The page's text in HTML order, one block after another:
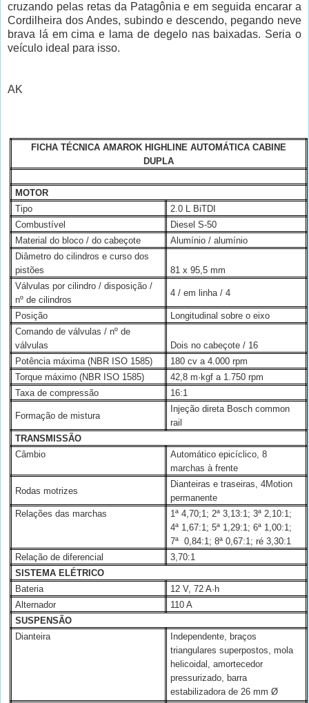
cruzando pelas retas da Patagônia e em seguida encarar a
Cordilheira dos Andes, subindo e descendo, pegando neve
brava lá em cima e lama de degelo nas baixadas. Seria o
veículo ideal para isso.
AK
FICHA TÉCNICA AMAROK HIGHLINE AUTOMÁTICA CABINE
DUPLA
MOTOR
Tipo
2.0 LBiTDI
Combustível
Diesel S-50
Material do bloco / do cabeçote
Alumínio / alumínio
Diâmetro do cilindros e curso dos
pistões
81 x 95,5 mm
Válvulas por cilindro / disposição /
nº de cilindros
4 / em linha / 4
Posição
Longitudinal sobre o eixo
Comando de válvulas / nº de
válvulas
Dois no cabeçote / 16
Potência máxima (NBR ISO 1585)
180 cv a 4.000 rpm
Torque máximo (NBR ISO 1585)
42,8 m·kgf a 1.750 rpm
Taxa de compressão
16:1
Formação de mistura
Injeção direta Bosch common
rail
TRANSMISSÃO
Câmbio
Automático epicíclico, 8
marchas à frente
Rodas motrizes
Dianteiras e traseiras, 4Motion
permanente
Relações das marchas
1ª 4,70;1; 2ª 3,13:1; 3ª 2,10:1;
4ª 1,67:1; 5ª 1,29:1; 6ª 1,00:1;
7ª 0,84:1; 8ª 0,67:1; ré 3,30:1
Relação de diferencial
3,70:1
SISTEMA ELÉTRICO
Bateria
12 V, 72 A·h
Alternador
110 A
SUSPENSÃO
Dianteira
Independente, braços
triangulares superpostos, mola
helicoidal, amortecedor
pressurizado, barra
estabilizadora de 26 mm Ø